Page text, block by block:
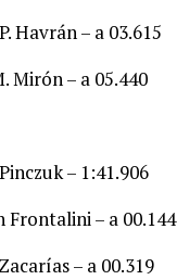
Havrán – a 03.615
Mirón – a 05.440
– 1:41.906
– a 00.144
– a 00.319